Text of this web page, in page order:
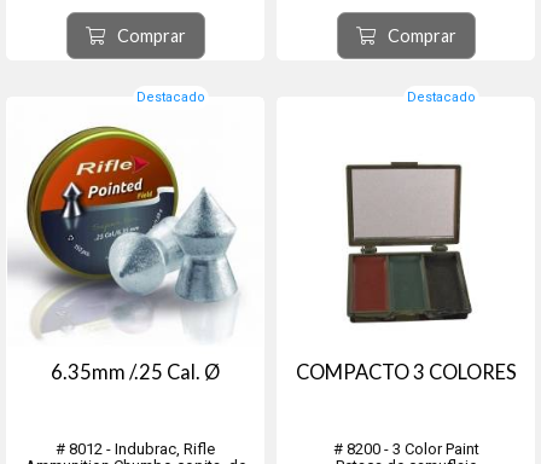
metálicas. Diametro real 6.35 mm. -
Peso del proyectil 1.71 g / 26.38 gr
Coefici...
Comprar
metálicas. Diametro real 6.35 mm
Peso del proyectil 33.95 grains /
2.20 gr...
Comprar
Destacado
6.35mm /.25 Cal. Ø
# 8012 - Indubrac, Rifle
Destacado
COMPACTO 3 COLORES
# 8200 - 3 Color Paint